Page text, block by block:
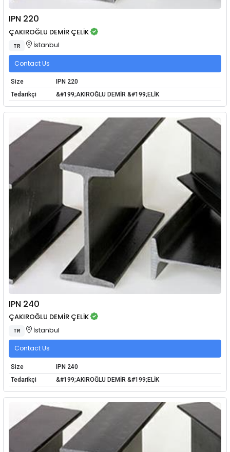
IPN 220
ÇAKIROĞLU DEMİR ÇELİK
TR İstanbul
Contact Us
Size
IPN 220
Tedarikçi
&#199;AKIROĞLU DEMİR &#199;ELİK
IPN 240
ÇAKIROĞLU DEMİR ÇELİK
TR İstanbul
Contact Us
Size
IPN 240
Tedarikçi
&#199;AKIROĞLU DEMİR &#199;ELİK